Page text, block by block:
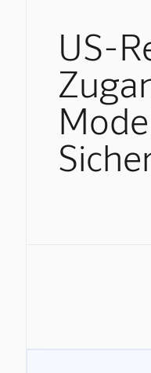
US-